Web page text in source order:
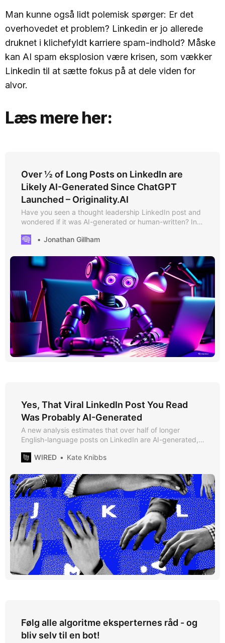
Man kunne også lidt polemisk spørger: Er det
overhovedet et problem? Linkedin er jo allerede
druknet i klichefyldt karriere spam-indhold? Måske
kan AI spam eksplosion være krisen, som vækker
Linkedin til at sætte fokus på at dele viden for
alvor.
Læs mere her:
Over ½ of Long Posts on LinkedIn are
Likely AI-Generated Since ChatGPT
Launched – Originality.AI
Have you seen a thought leadership LinkedIn post and
wondered if it was AI-generated or human-written? In
generative AI tools on the volume of AI content that is
Jonathan Gillham
Yes, That Viral LinkedIn Post You Read
Was Probably AI-Generated
A new analysis estimates that over half of longer
English-language posts on LinkedIn are AI-generated,
success.
WIRED Kate Knibbs
Følg alle algoritme eksperternes råd - og
bliv selv til en bot!